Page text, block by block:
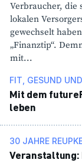
Verbrau­cher, die
lokalen
gewech­selt
„Finanztip“.
mit...
FIT, GESUND
Mit dem
leben
30 JAHRE
Veran­stal­tung: